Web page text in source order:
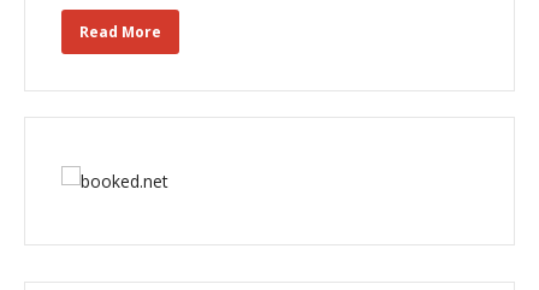
Read More